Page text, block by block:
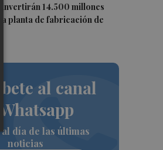
invertirán 14.500 millones
planta de fabricación de
al canal
Whatsapp
día de las últimas
noticias